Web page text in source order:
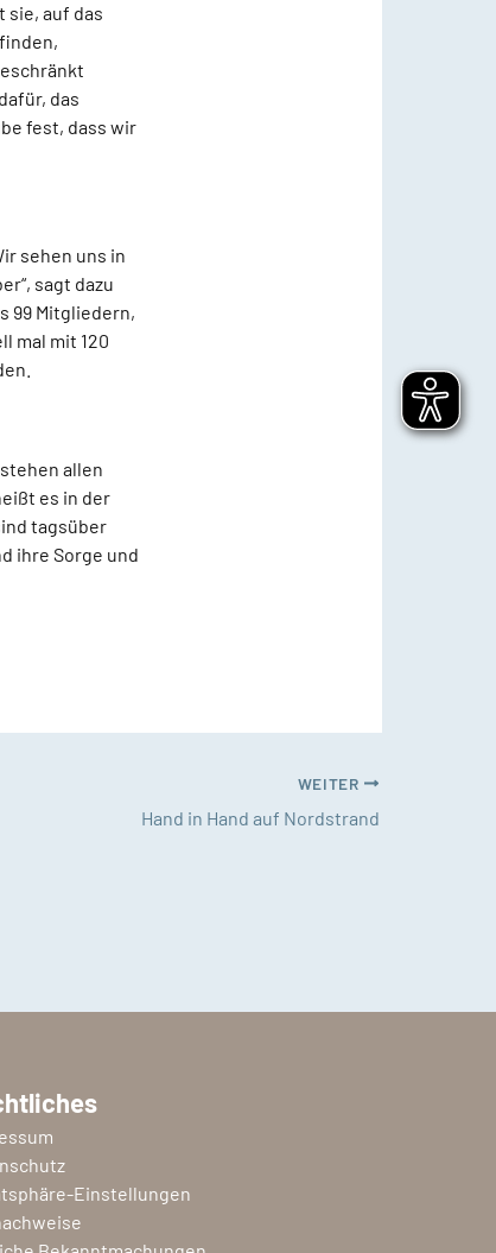
sie, auf das
das
fest, dass wir
sehen uns in
sagt dazu
99 Mitgliedern,
mal mit 120
allen
es in der
tagsüber
ihre Sorge und
WEITER
Hand in Hand auf Nordstrand
Einstellungen